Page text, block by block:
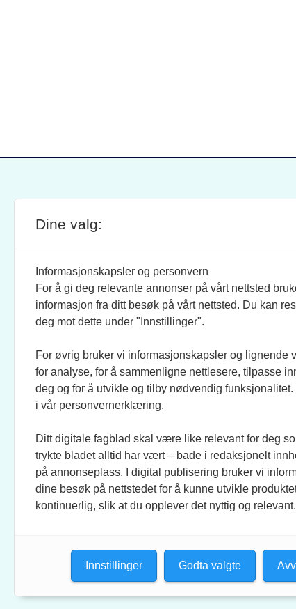
SITE FOOTERANSVARLIG REDAKTØR:
JOURNALISTER:
EVEN FINSRUD
BIDRAGSYTERE:
MAREN DUAAS, RONJA
SAGSTUEN LARSEN, KNUT
LØVÅS, ANLOV PETER
SKAANSAR, EINAR STRAY,
TELLEF ØGRIM.
STILLINGSANNONSER:
Dine valg:
Informasjonskapsler og personvern
For å gi deg relevante annonser på vårt nettsted
informasjon fra ditt besøk på vårt nettsted. Du kan
deg mot dette under "Innstillinger".
For øvrig bruker vi informasjonskapsler og lignende
for analyse, for å sammenligne nettlesere, tilpasse
deg og for å utvikle og tilby nødvendig funksjonalitet.
i vår personvernerklæring.
Ditt digitale fagblad skal være like relevant for deg
trykte bladet alltid har vært – bade i redaksjonelt
på annonseplass. I digital publisering bruker vi
dine besøk på nettstedet for å kunne utvikle
kontinuerlig, slik at du opplever det nyttig og relevant.
Godta valgte
Innstillinger